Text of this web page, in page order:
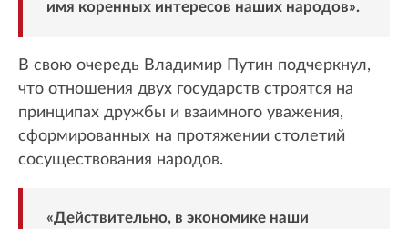
имя коренных интересов наших народов».
В свою очередь Владимир Путин подчеркнул,
что отношения двух государств строятся на
принципах дружбы и взаимного уважения,
сформированных на протяжении столетий
сосуществования народов.
«Действительно, в экономике наши